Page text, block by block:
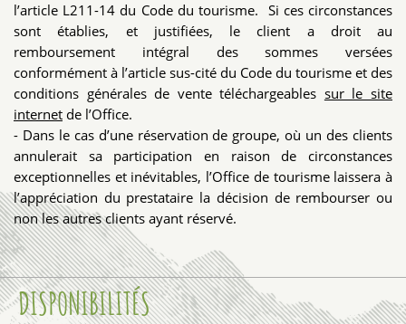
l’article L211-14 du Code du tourisme. Si ces circonstances
sont établies, et justifiées, le client a droit au
remboursement intégral des sommes versées
conformément à l’article sus-cité du Code du tourisme et des
conditions générales de vente téléchargeables sur le site
internetde l’Office.
- Dans le cas d’une réservation de groupe, où un des clients
annulerait sa participation en raison de circonstances
exceptionnelles et inévitables, l’Office de tourisme laissera à
l’appréciation du prestataire la décision de rembourser ou
non les autres clients ayant réservé.
DISPONIBILITÉS